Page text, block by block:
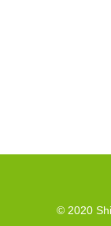
© 2020